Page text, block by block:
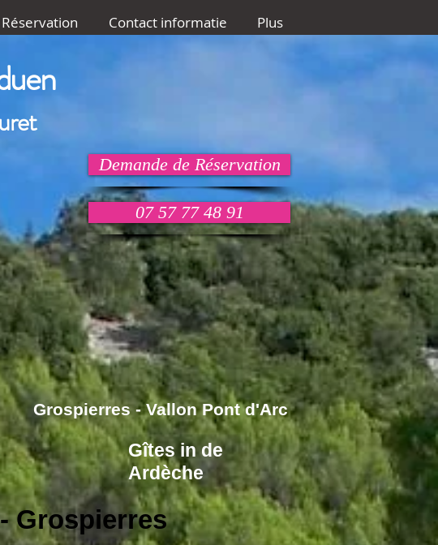
Réservation Contact informatie Plus
Demande de Réservation
07 57 77 48 91
Grospierres - Vallon Pont d'Arc
Gîtes in de
Ardèche
Grospierres